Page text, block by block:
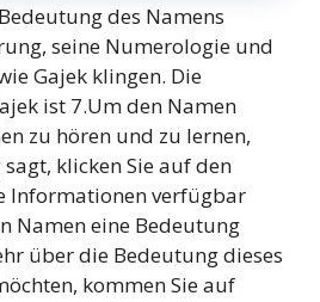
des Namens
seine Numerologie und
Gajek klingen. Die
ist 7.Um den Namen
zu hören und zu lernen,
klicken Sie auf den
Informationen verfügbar
Namen eine Bedeutung
über die Bedeutung dieses
kommen Sie auf